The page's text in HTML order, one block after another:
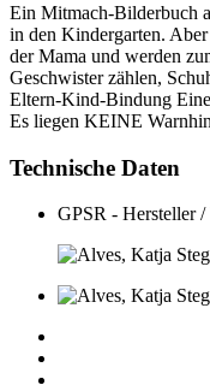
Ein Mitmach-Bilderbuch
in den Kindergarten.
der Mama und werden
Geschwister zählen,
Eltern-Kind-Bindung
Es liegen KEINE
Technische Daten
GPSR - Hersteller